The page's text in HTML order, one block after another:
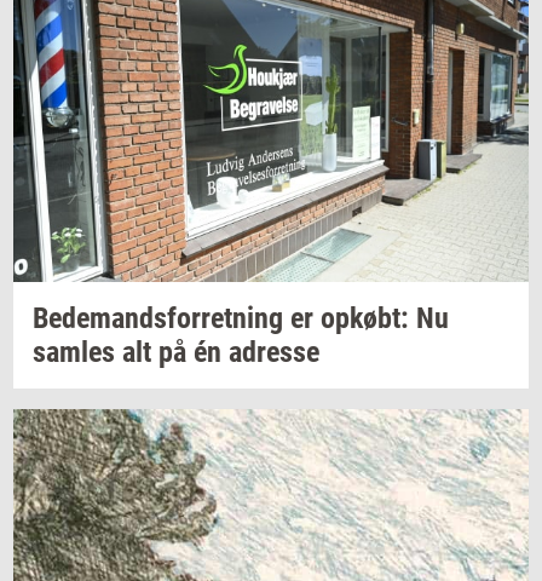
Be­de­mands­for­ret­ning er op­købt: Nu
sam­les alt på én adres­se